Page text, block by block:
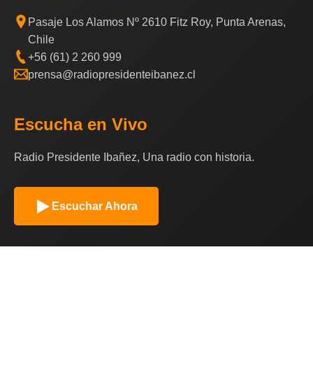
Pasaje Los Alamos Nº 2610 Fitz Roy, Punta Arenas,
Chile
+56 (61) 2 260 999
prensa@radiopresidenteibanez.cl
Escucha en Vivo
Radio Presidente Ibañez, Una radio con historia.
Escuchar Ahora